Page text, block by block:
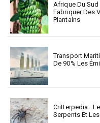
Afrique Du Sud
Fabriquer Des
Plantains
Transport
De 90% Les
Critterpedia :
Serpents Et